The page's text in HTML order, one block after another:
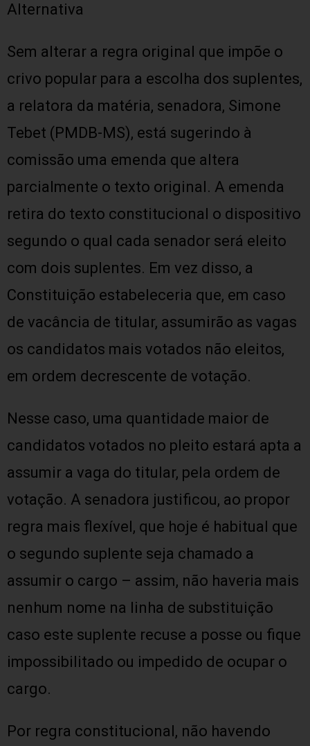
Alternativa
Sem alterar a regra original que impõe o
crivo popular para a escolha dos suplentes,
a relatora da matéria, senadora, Simone
Tebet (PMDB-MS), está sugerindo à
comissão uma emenda que altera
parcialmente o texto original. A emenda
retira do texto constitucional o dispositivo
segundo o qual cada senador será eleito
com dois suplentes. Em vez disso, a
Constituição estabeleceria que, em caso
de vacância de titular, assumirão as vagas
os candidatos mais votados não eleitos,
em ordem decrescente de votação.
Nesse caso, uma quantidade maior de
candidatos votados no pleito estará apta a
assumir a vaga do titular, pela ordem de
votação. A senadora justificou, ao propor
regra mais flexível, que hoje é habitual que
o segundo suplente seja chamado a
assumir o cargo – assim, não haveria mais
nenhum nome na linha de substituição
caso este suplente recuse a posse ou fique
impossibilitado ou impedido de ocupar o
cargo.
Por regra constitucional, não havendo